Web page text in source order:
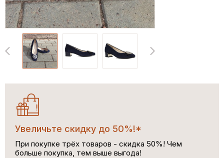
Увеличьте скидку до 50%!*
При покупке трёх товаров - скидка 50%! Чем
больше покупка, тем выше выгода!